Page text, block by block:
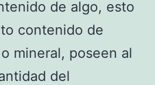
de algo, esto
contenido de
mineral, poseen al
del